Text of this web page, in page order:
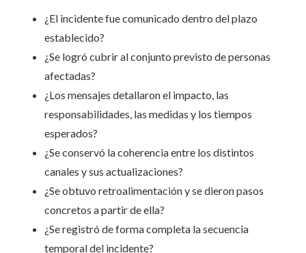
¿El incidente fue comunicado dentro del plazo
establecido?
¿Se logró cubrir al conjunto previsto de personas
afectadas?
¿Los mensajes detallaron el impacto, las
responsabilidades, las medidas y los tiempos
esperados?
¿Se conservó la coherencia entre los distintos
canales y sus actualizaciones?
¿Se obtuvo retroalimentación y se dieron pasos
concretos a partir de ella?
¿Se registró de forma completa la secuencia
temporal del incidente?